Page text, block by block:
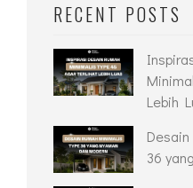
RECENT POSTS
Lebih
36